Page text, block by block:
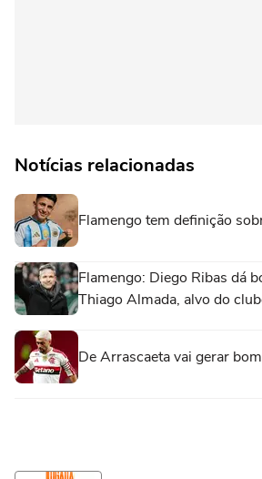
Notícias relacionadas
Flamengo tem definição
Flamengo: Diego Ribas dá
Thiago Almada, alvo do
De Arrascaeta vai gerar